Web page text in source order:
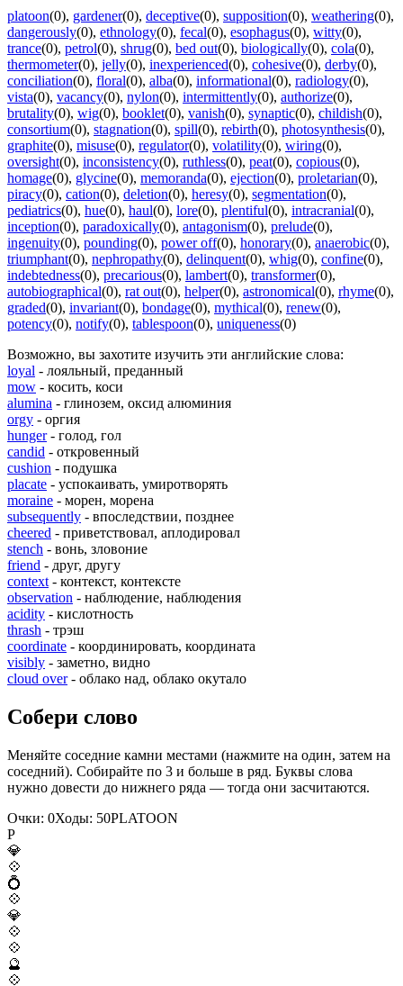
platoon(0), gardener(0), deceptive(0), supposition(0), weathering(0),
dangerously(0), ethnology(0), fecal(0), esophagus(0), witty(0),
trance(0), petrol(0), shrug(0), bed out(0), biologically(0), cola(0),
thermometer(0), jelly(0), inexperienced(0), cohesive(0), derby(0),
conciliation(0), floral(0), alba(0), informational(0), radiology(0),
vista(0), vacancy(0), nylon(0), intermittently(0), authorize(0),
brutality(0), wig(0), booklet(0), vanish(0), synaptic(0), childish(0),
consortium(0), stagnation(0), spill(0), rebirth(0), photosynthesis(0),
graphite(0), misuse(0), regulator(0), volatility(0), wiring(0),
oversight(0), inconsistency(0), ruthless(0), peat(0), copious(0),
homage(0), glycine(0), memoranda(0), ejection(0), proletarian(0),
piracy(0), cation(0), deletion(0), heresy(0), segmentation(0),
pediatrics(0), hue(0), haul(0), lore(0), plentiful(0), intracranial(0),
inception(0), paradoxically(0), antagonism(0), prelude(0),
ingenuity(0), pounding(0), power off(0), honorary(0), anaerobic(0),
triumphant(0), nephropathy(0), delinquent(0), whig(0), confine(0),
indebtedness(0), precarious(0), lambert(0), transformer(0),
autobiographical(0), rat out(0), helper(0), astronomical(0), rhyme(0),
graded(0), invariant(0), bondage(0), mythical(0), renew(0),
potency(0), notify(0), tablespoon(0), uniqueness(0)
Возможно, вы захотите изучить эти английские слова:
loyal - лояльный, преданный
mow - косить, коси
alumina - глинозем, оксид алюминия
orgy - оргия
hunger- голод, гол
candid - откровенный
cushion - подушка
placate - успокаивать, умиротворять
moraine - морен, морена
subsequently - впоследствии, позднее
cheered - приветствовал, аплодировал
stench - вонь, зловоние
friend - друг, другу
context - контекст, контексте
observation - наблюдение, наблюдения
acidity - кислотность
thrash - трэш
coordinate - координировать, координата
visibly - заметно, видно
cloud over- облако над, облако окутало
Собери слово
Меняйте соседние камни местами (нажмите на один, затем на
соседний). Собирайте по 3 и больше в ряд. Буквы слова
нужно довести до нижнего ряда — тогда они засчитаются.
Очки: 0Ходы: 50PLATOON
P
💎
💠
💍
💠
💎
💠
💠
🔮
💠